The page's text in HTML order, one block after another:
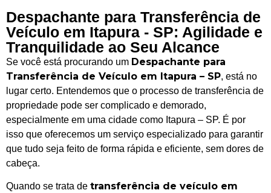
Despachante para Transferência de
Veículo em Itapura - SP: Agilidade e
Tranquilidade ao Seu Alcance
Se você está procurando um Despachante para
Transferência de Veículo em Itapura – SP, está no
lugar certo. Entendemos que o processo de transferência de
propriedade pode ser complicado e demorado,
especialmente em uma cidade como Itapura – SP. É por
isso que oferecemos um serviço especializado para garantir
que tudo seja feito de forma rápida e eficiente, sem dores de
cabeça.
Quando se trata de transferência de veículo em